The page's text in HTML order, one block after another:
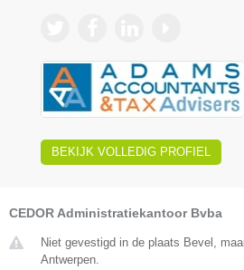
BEKIJK VOLLEDIG PROFIEL
CEDOR Administratiekantoor Bvba
Niet gevestigd in de plaats Bevel,
Antwerpen.